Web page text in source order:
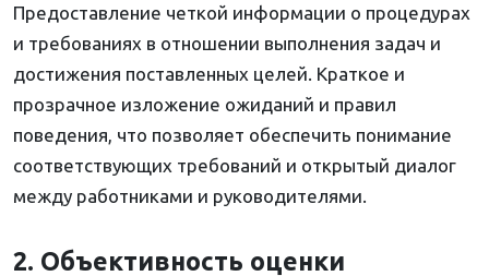
Предоставление четкой информации о процедурах
и требованиях в отношении выполнения задач и
достижения поставленных целей. Краткое и
прозрачное изложение ожиданий и правил
поведения, что позволяет обеспечить понимание
соответствующих требований и открытый диалог
между работниками и руководителями.
2. Объективность оценки